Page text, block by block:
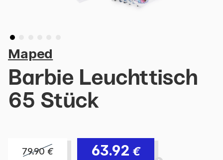
Maped
Barbie Leuchttisch
65 Stück
79.90 € 63.92 €